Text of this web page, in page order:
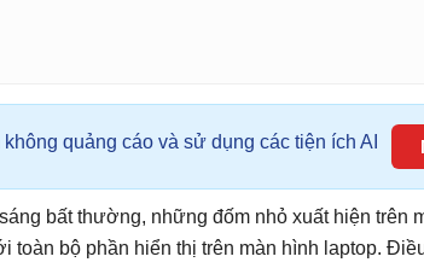
quảng cáo và sử dụng các tiện ích AI
bất thường, những đốm nhỏ xuất hiện trên
toàn bộ phần hiển thị trên màn hình laptop.